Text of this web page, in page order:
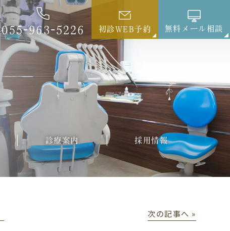
055-963-5226 初診WEB予約 無料メール相談
診療案内 採用情報
次の記事へ »